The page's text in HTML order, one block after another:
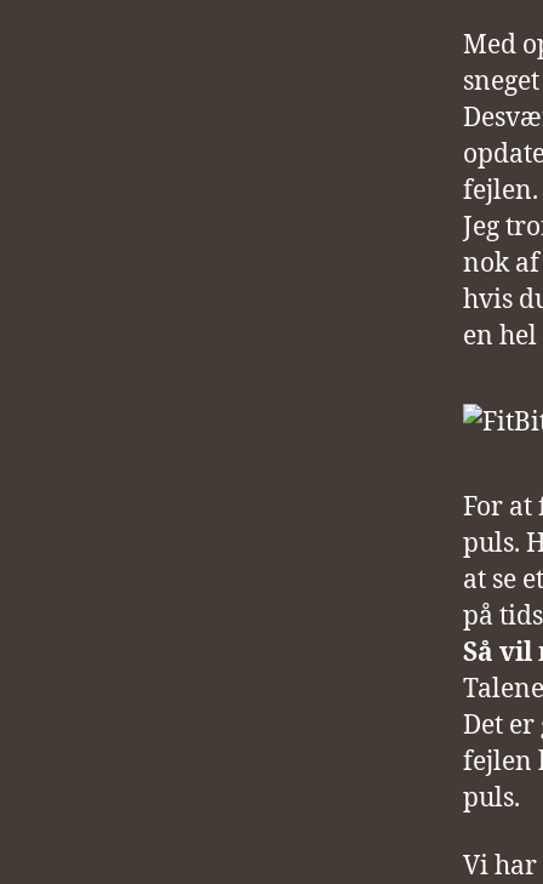
Med
fejlen.
Jeg
nok
hvis
en hel
For at
puls.
at se
på
Så vil
Det
fejlen
puls.
Vi har